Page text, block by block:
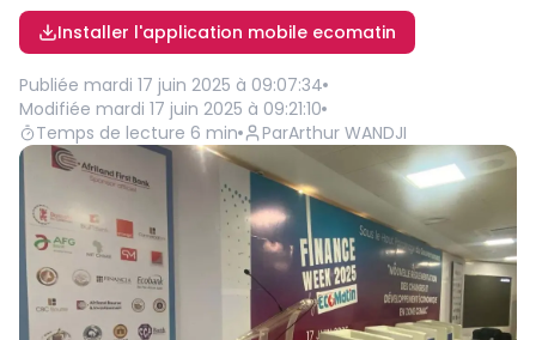
Installer l'application mobile ecomatin
Publiée mardi 17 juin 2025 à 09:07:34
Modifiée mardi 17 juin 2025 à 09:21:10
Temps de lecture 6 min ParArthur WANDJI